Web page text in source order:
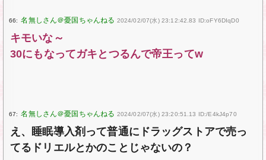
66: 2024/02/07(水) 23:12:42.83 ID:oFY6DIqD0
キモいな～
30にもなってガキとつるんで帝王ってw
67: 2024/02/07(水) 23:20:51.13 ID:/E4kJ4p70
え、睡眠導入剤って普通にドラッグストアで売っ
てるドリエルとかのことじゃないの？